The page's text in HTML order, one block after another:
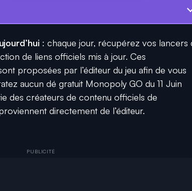
: chaque jour, récupérez vos lancers
de liens officiels mis à jour. Ces
proposées par l’éditeur du jeu afin de vous
aucun dé gratuit Monopoly GO du 11 Juin
des créateurs de contenu officiels de
directement de l’éditeur.